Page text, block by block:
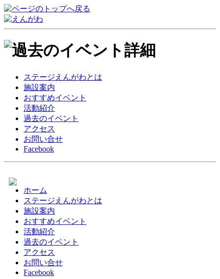
ステージえんがわとは
施設案内
おすすめイベント
活動紹介
過去のイベント
アクセス
お問い合せ
Facebook
ホーム
ステージえんがわとは
施設案内
おすすめイベント
活動紹介
過去のイベント
アクセス
お問い合せ
Facebook